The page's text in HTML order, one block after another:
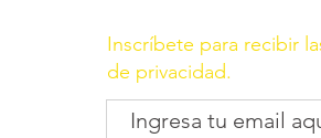
Inscríbete para recibir
de privacidad.